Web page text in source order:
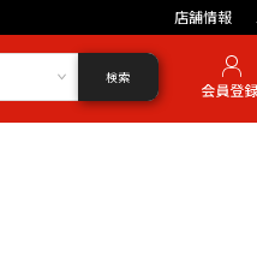
店舗情報
検索